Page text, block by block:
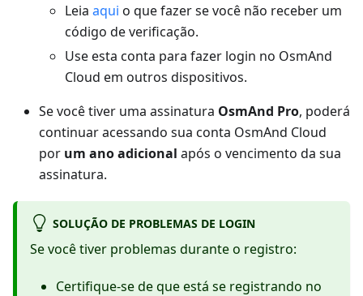
Leia aqui o que fazer se você não receber um
código de verificação.
Use esta conta para fazer login no OsmAnd
Cloud em outros dispositivos.
Se você tiver uma assinatura OsmAnd Pro, poderá
continuar acessando sua conta OsmAnd Cloud
por um ano adicional após o vencimento da sua
assinatura.
SOLUÇÃO DE PROBLEMAS DE LOGIN
Se você tiver problemas durante o registro:
Certifique-se de que está se registrando no